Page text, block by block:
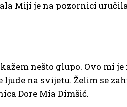
Miji je na pozornici
nešto glupo. Ovo mi
na svijetu. Želim se
Dore Mia Dimšić.